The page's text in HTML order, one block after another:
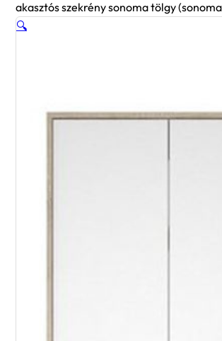
akasztós szekrény sonoma tölgy
🔍